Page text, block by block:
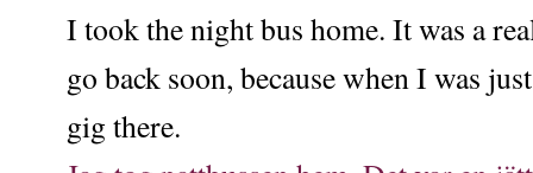
I took the night bus home. It was a
go back soon, because when I was
gig there.